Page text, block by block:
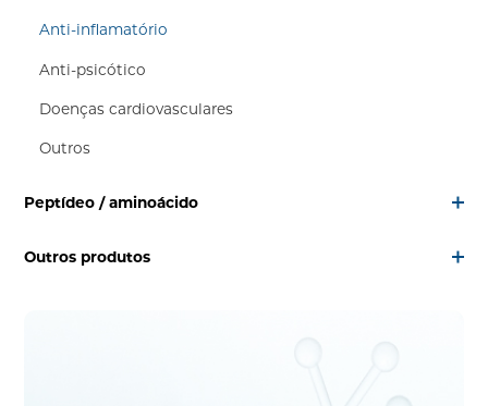
Anti-inflamatório
Anti-psicótico
Doenças cardiovasculares
Outros
Peptídeo / aminoácido
Outros produtos